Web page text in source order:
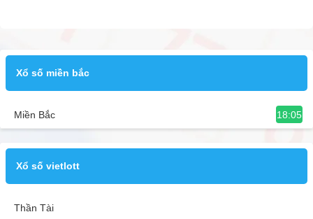
Xổ số miền bắc
Miền Bắc 18:05
Xổ số vietlott
Thần Tài